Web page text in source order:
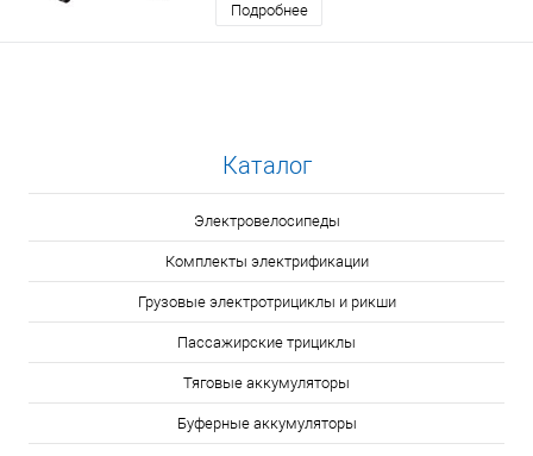
Подробнее
Каталог
Электровелосипеды
Комплекты электрификации
Грузовые электротрициклы и рикши
Пассажирские трициклы
Тяговые аккумуляторы
Буферные аккумуляторы